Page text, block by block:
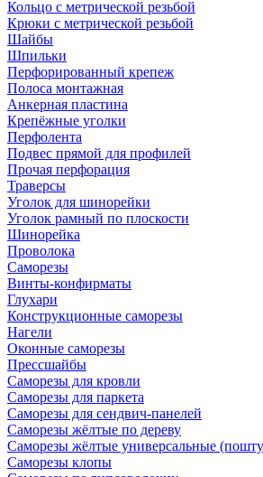
Кольцо с метрической резьбой
Крюки с метрической резьбой
Шайбы
Шпильки
Перфорированный крепеж
Полоса монтажная
Анкерная пластина
Крепёжные уголки
Перфолента
Подвес прямой для профилей
Прочая перфорация
Траверсы
Уголок для шинорейки
Уголок рамный по плоскости
Шинорейка
Проволока
Саморезы
Винты-конфирматы
Глухари
Конструкционные саморезы
Нагели
Оконные саморезы
Прессшайбы
Саморезы для кровли
Саморезы для паркета
Саморезы для сендвич-панелей
Саморезы жёлтые по дереву
Саморезы жёлтые универсальные
Саморезы клопы